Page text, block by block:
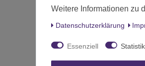
Altersfreigabe
Hersteller
Weitere Informationen zu
Daten­schutz­erklärung
Essenziell Statistik